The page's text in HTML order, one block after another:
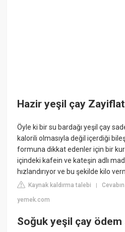
Hazir yeşil çay
Öyle ki bir su bardağı yeşil çay
kalorili olmasıyla değil içerdiği
formuna dikkat edenler için bir
içindeki kafein ve kateşin adlı
hızlandırıyor ve bu şekilde kilo
Kaynak kaldırma talebi |
yemek.com
Soğuk yeşil çay ödem